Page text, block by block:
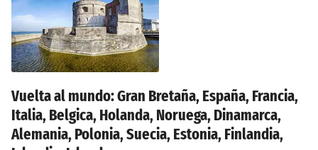
Vuelta al mundo: Gran Bretaña, España, Francia,
Italia, Belgica, Holanda, Noruega, Dinamarca,
Alemania, Polonia, Suecia, Estonia, Finlandia,